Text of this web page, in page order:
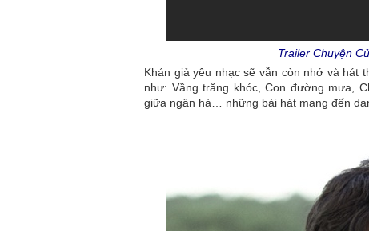
Trailer Chuyện
Khán giả yêu nhạc sẽ vẫn còn nhớ và hát
như: Vầng trăng khóc, Con đường mưa,
giữa ngân hà… những bài hát mang đến